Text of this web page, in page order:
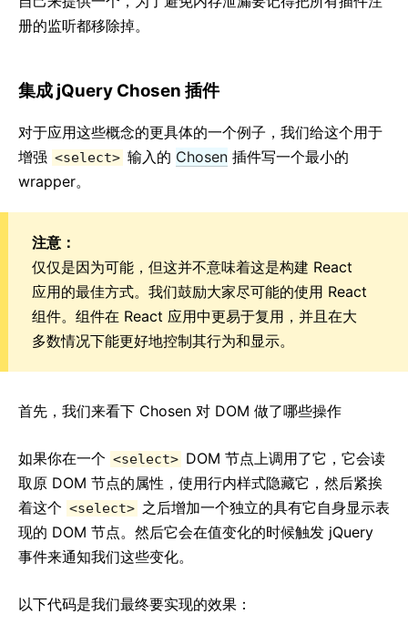
册的监听都移除掉。
集成 jQuery Chosen 插件
对于应用这些概念的更具体的一个例子，我们给这个用于
增强 <select> 输入的 Chosen 插件写一个最小的
wrapper。
注意：
仅仅是因为可能，但这并不意味着这是构建 React
应用的最佳方式。我们鼓励大家尽可能的使用 React
组件。组件在 React 应用中更易于复用，并且在大
多数情况下能更好地控制其行为和显示。
首先，我们来看下 Chosen 对 DOM 做了哪些操作
如果你在一个 <select> DOM 节点上调用了它，它会读
取原 DOM 节点的属性，使用行内样式隐藏它，然后紧挨
着这个 <select> 之后增加一个独立的具有它自身显示表
现的 DOM 节点。然后它会在值变化的时候触发 jQuery
事件来通知我们这些变化。
以下代码是我们最终要实现的效果：
4. 使用 Effect Hook
5. Hook 规则
7. Hook API 索引
测试
测试概览
测试环境
贡献
如何参与
设计理念
FAQ
AJAX 及 APIs
Babel, JSX, 及构建过程
在组件中使用事件处理函数
样式及 CSS